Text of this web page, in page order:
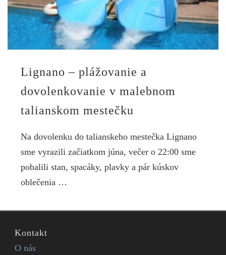
Lignano – plážovanie a
dovolenkovanie v malebnom
talianskom mestečku
Na dovolenku do talianskeho mestečka Lignano
sme vyrazili začiatkom júna, večer o 22:00 sme
pobalili stan, spacáky, plavky a pár kúskov
oblečenia …
Kontakt
O nás